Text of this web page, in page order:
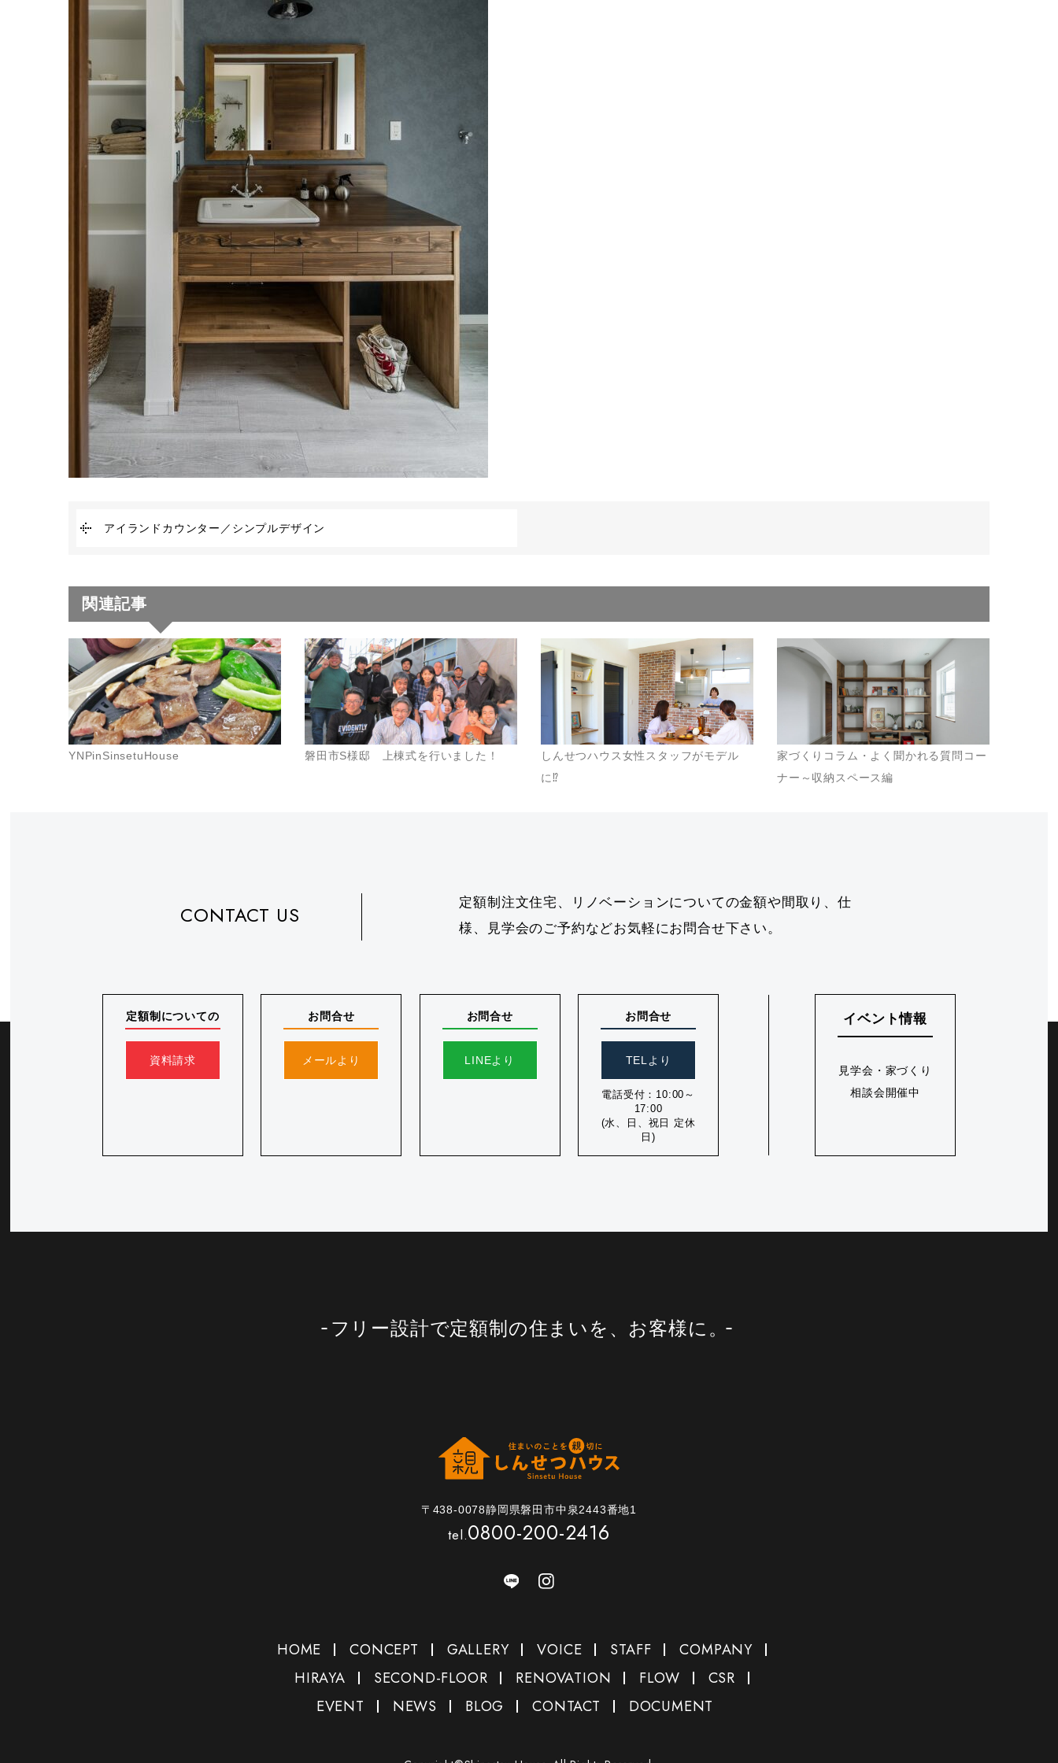
アイランドカウンター／シンプルデザイン
関連記事
YNPinSinsetuHouse 磐田市S様邸 上棟式を行いました！
しんせつハウス女性スタッフがモデル
に⁉
家づくりコラム・よく聞かれる質問コー
ナー～収納スペース編
CONTACT US
定額制注文住宅、リノベーションについての金額や間取り、仕
様、見学会のご予約などお気軽にお問合せ下さい。
定額制についての
資料請求
お問合せ
メールより
お問合せ
LINEより
お問合せ
TELより
電話受付：10:00～
17:00
(水、日、祝日 定休
日)
イベント情報
見学会・家づくり
相談会開催中
フリー設計で定額制の住まいを、お客様に。
〒438-0078静岡県磐田市中泉2443番地1
tel.0800-200-2416
HOME CONCEPT GALLERY VOICE STAFF
COMPANY
HIRAYA
SECOND-FLOOR RENOVATION FLOW
CSR
EVENT
NEWS BLOG CONTACT DOCUMENT